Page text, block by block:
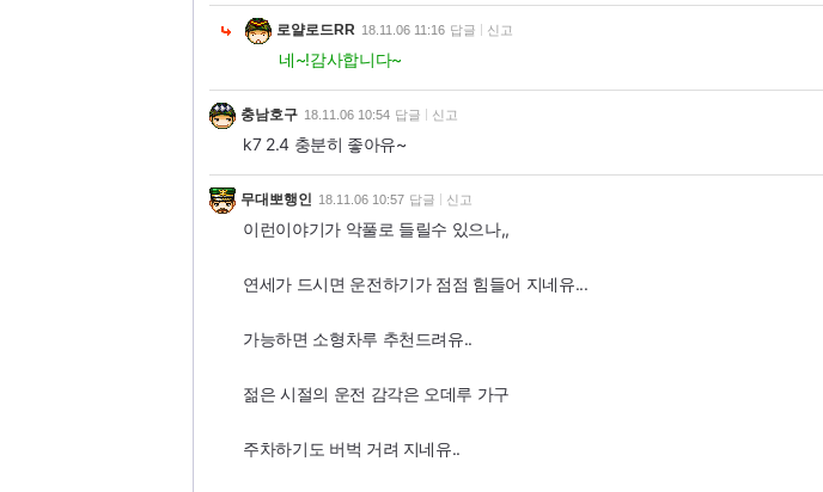
로얄로드RR 18.11.06 11:16 답글 신고
네~!감사합니다~
충남호구 18.11.06 10:54 답글 신고
k7 2.4 충분히 좋아유~
무대뽀행인 18.11.06 10:57 답글 신고
이런이야기가 악풀로 들릴수 있으나,,
연세가 드시면 운전하기가 점점 힘들어 지네유...
가능하면 소형차루 추천드려유..
젊은 시절의 운전 감각은 오데루 가구
주차하기도 버벅 거려 지네유..